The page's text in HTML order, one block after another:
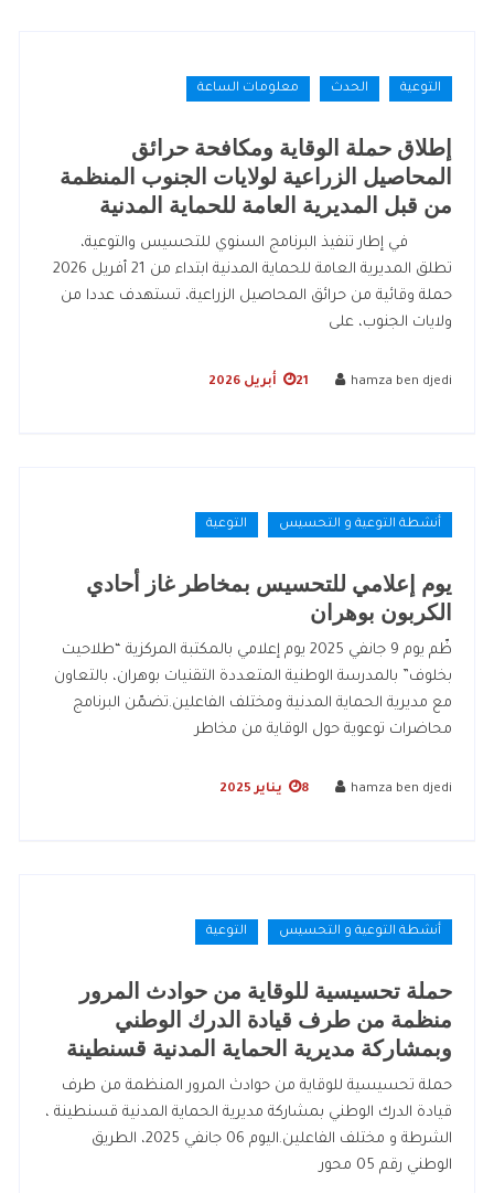
التوعية الحدث معلومات الساعة
إطلاق حملة الوقاية ومكافحة حرائق
المحاصيل الزراعية لولايات الجنوب المنظمة
من قبل المديرية العامة للحماية المدنية
في إطار تنفيذ البرنامج السنوي للتحسيس والتوعية،
تطلق المديرية العامة للحماية المدنية ابتداء من 21 أفريل 2026
حملة وقائية من حرائق المحاصيل الزراعية، تستهدف عددا من
ولايات الجنوب، على
hamza ben djedi 21 أبريل 2026
أنشطة التوعية و التحسيس التوعية
يوم إعلامي للتحسيس بمخاطر غاز أحادي
الكربون بوهران
ظّم يوم 9 جانفي 2025 يوم إعلامي بالمكتبة المركزية “طلاحيت
بخلوف” بالمدرسة الوطنية المتعددة التقنيات بوهران، بالتعاون
مع مديرية الحماية المدنية ومختلف الفاعلين.تضمّن البرنامج
محاضرات توعوية حول الوقاية من مخاطر
hamza ben djedi 8 يناير 2025
أنشطة التوعية و التحسيس التوعية
حملة تحسيسية للوقاية من حوادث المرور
منظمة من طرف قيادة الدرك الوطني
وبمشاركة مديرية الحماية المدنية قسنطينة
حملة تحسيسية للوقاية من حوادث المرور المنظمة من طرف
قيادة الدرك الوطني بمشاركة مديرية الحماية المدنية قسنطينة ،
الشرطة و مختلف الفاعلين.اليوم 06 جانفي 2025، الطريق
الوطني رقم 05 محور